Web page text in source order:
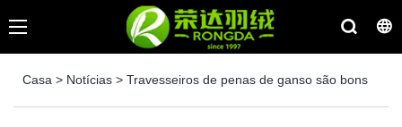
Casa > Notícias > Travesseiros de penas de ganso são bons